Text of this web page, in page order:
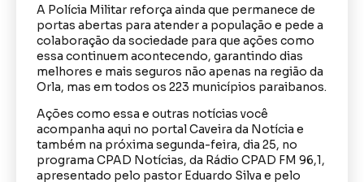
A Polícia Militar reforça ainda que permanece de
portas abertas para atender a população e pede a
colaboração da sociedade para que ações como
essa continuem acontecendo, garantindo dias
melhores e mais seguros não apenas na região da
Orla, mas em todos os 223 municípios paraibanos.
Ações como essa e outras notícias você
acompanha aqui no portal Caveira da Notícia e
também na próxima segunda-feira, dia 25, no
programa CPAD Notícias, da Rádio CPAD FM 96,1,
apresentado pelo pastor Eduardo Silva e pelo